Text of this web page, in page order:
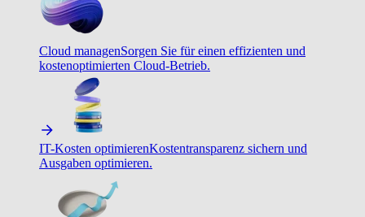
Cloud managenSorgen Sie für einen effizienten und
kostenoptimierten Cloud-Betrieb.
IT-Kosten optimierenKostentransparenz sichern und
Ausgaben optimieren.